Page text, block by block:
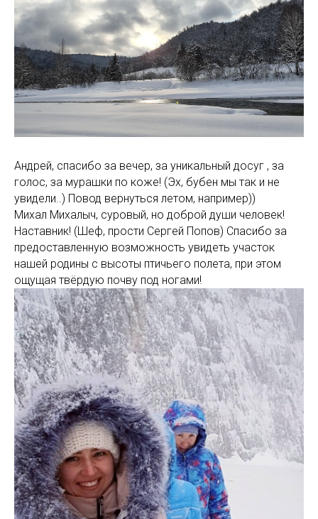
Андрей, спасибо за вечер, за уникальный досуг , за
голос, за мурашки по коже! (Эх, бубен мы так и не
увидели..) Повод вернуться летом, например))
Михал Михалыч, суровый, но доброй души человек!
Наставник! (Шеф, прости Сергей Попов) Спасибо за
предоставленную возможность увидеть участок
нашей родины с высоты птичьего полета, при этом
ощущая твёрдую почву под ногами!